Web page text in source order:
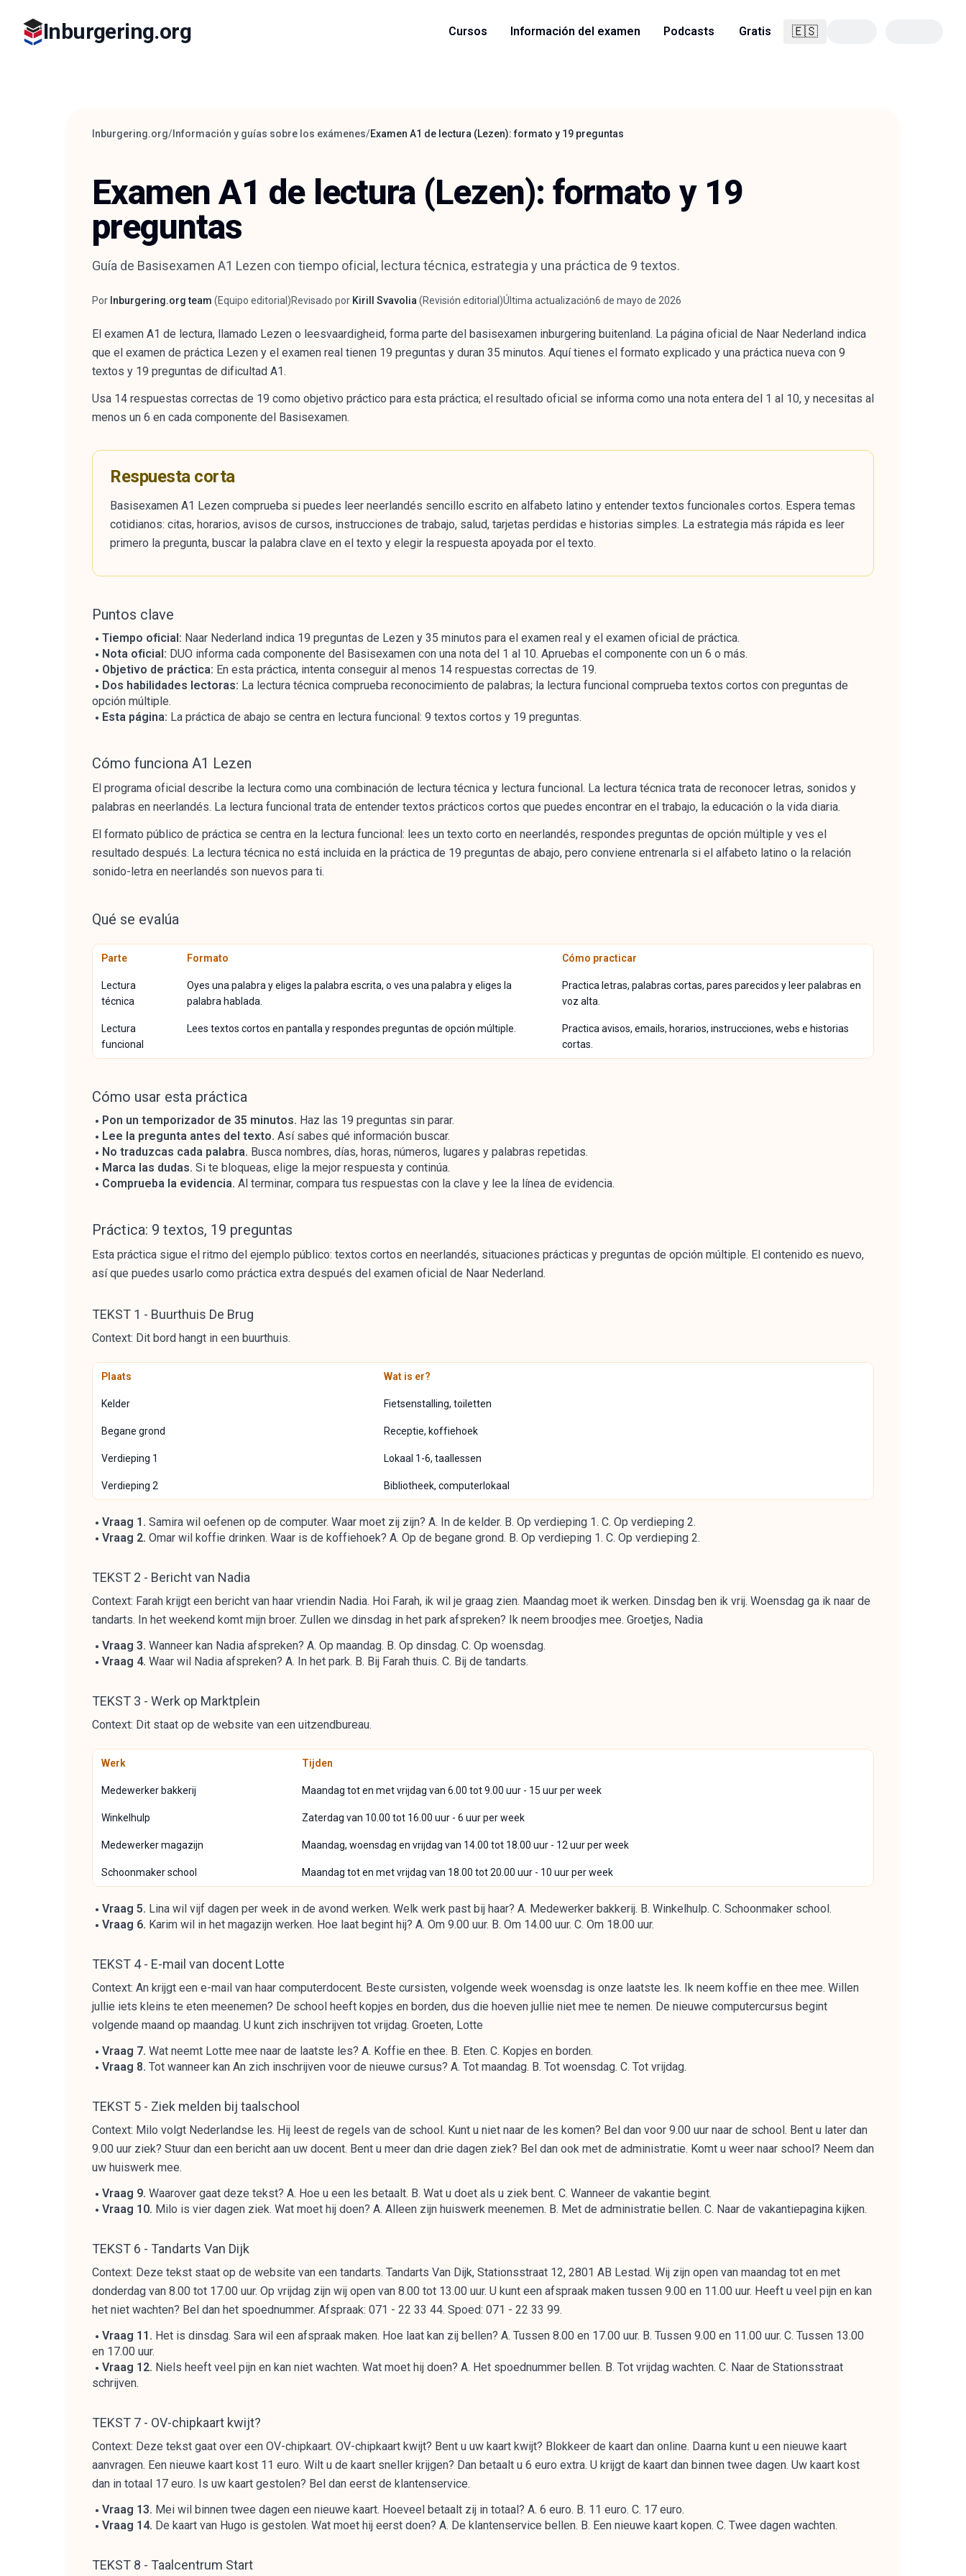
Inburgering.org Cursos Información del examen Podcasts Gratis 🇪🇸Español
Inburgering.org/ Información y guías sobre los exámenes/Examen A1 de lectura (Lezen): formato y 19 preguntas
Examen A1 de lectura (Lezen): formato y 19
preguntas
Guía de Basisexamen A1 Lezen con tiempo oficial, lectura técnica, estrategia y una práctica de 9 textos.
Autor
Por Inburgering.org team (Equipo editorial )
Revisor
Revisado por Kirill Svavolia (Revisión editorial )Última actualización6 de mayo de 2026
El examen A1 de lectura, llamado Lezen o leesvaardigheid, forma parte del basisexamen inburgering buitenland. La página oficial de Naar Nederland indica
que el examen de práctica Lezen y el examen real tienen 19 preguntas y duran 35 minutos. Aquí tienes el formato explicado y una práctica nueva con 9
textos y 19 preguntas de dificultad A1.
Usa 14 respuestas correctas de 19 como objetivo práctico para esta práctica; el resultado oficial se informa como una nota entera del 1 al 10, y necesitas al
menos un 6 en cada componente del Basisexamen.
Respuesta corta
Basisexamen A1 Lezen comprueba si puedes leer neerlandés sencillo escrito en alfabeto latino y entender textos funcionales cortos. Espera temas
cotidianos: citas, horarios, avisos de cursos, instrucciones de trabajo, salud, tarjetas perdidas e historias simples. La estrategia más rápida es leer
primero la pregunta, buscar la palabra clave en el texto y elegir la respuesta apoyada por el texto.
Puntos clave
Tiempo oficial: Naar Nederland indica 19 preguntas de Lezen y 35 minutos para el examen real y el examen oficial de práctica.
Nota oficial: DUO informa cada componente del Basisexamen con una nota del 1 al 10. Apruebas el componente con un 6 o más.
Objetivo de práctica: En esta práctica, intenta conseguir al menos 14 respuestas correctas de 19.
Dos habilidades lectoras: La lectura técnica comprueba reconocimiento de palabras; la lectura funcional comprueba textos cortos con preguntas de
opción múltiple.
Esta página: La práctica de abajo se centra en lectura funcional: 9 textos cortos y 19 preguntas.
Cómo funciona A1 Lezen
El programa oficial describe la lectura como una combinación de lectura técnica y lectura funcional. La lectura técnica trata de reconocer letras, sonidos y
palabras en neerlandés. La lectura funcional trata de entender textos prácticos cortos que puedes encontrar en el trabajo, la educación o la vida diaria.
El formato público de práctica se centra en la lectura funcional: lees un texto corto en neerlandés, respondes preguntas de opción múltiple y ves el
resultado después. La lectura técnica no está incluida en la práctica de 19 preguntas de abajo, pero conviene entrenarla si el alfabeto latino o la relación
sonido-letra en neerlandés son nuevos para ti.
Qué se evalúa
Parte Formato Cómo practicar
Lectura
técnica
Oyes una palabra y eliges la palabra escrita, o ves una palabra y eliges la
palabra hablada.
Practica letras, palabras cortas, pares parecidos y leer palabras en
voz alta.
Lectura
funcional
Lees textos cortos en pantalla y respondes preguntas de opción múltiple.
Practica avisos, emails, horarios, instrucciones, webs e historias
cortas.
Cómo usar esta práctica
Pon un temporizador de 35 minutos. Haz las 19 preguntas sin parar.
Lee la pregunta antes del texto. Así sabes qué información buscar.
No traduzcas cada palabra. Busca nombres, días, horas, números, lugares y palabras repetidas.
Marca las dudas. Si te bloqueas, elige la mejor respuesta y continúa.
Comprueba la evidencia. Al terminar, compara tus respuestas con la clave y lee la línea de evidencia.
Práctica: 9 textos, 19 preguntas
Esta práctica sigue el ritmo del ejemplo público: textos cortos en neerlandés, situaciones prácticas y preguntas de opción múltiple. El contenido es nuevo,
así que puedes usarlo como práctica extra después del examen oficial de Naar Nederland.
TEKST 1 - Buurthuis De Brug
Context: Dit bord hangt in een buurthuis.
Plaats Wat is er?
Kelder Fietsenstalling, toiletten
Begane grond Receptie, koffiehoek
Verdieping 1 Lokaal 1-6, taallessen
Verdieping 2 Bibliotheek, computerlokaal
Vraag 1. Samira wil oefenen op de computer. Waar moet zij zijn? A. In de kelder. B. Op verdieping 1. C. Op verdieping 2.
Vraag 2. Omar wil koffie drinken. Waar is de koffiehoek? A. Op de begane grond. B. Op verdieping 1. C. Op verdieping 2.
TEKST 2 - Bericht van Nadia
Context: Farah krijgt een bericht van haar vriendin Nadia. Hoi Farah, ik wil je graag zien. Maandag moet ik werken. Dinsdag ben ik vrij. Woensdag ga ik naar de
tandarts. In het weekend komt mijn broer. Zullen we dinsdag in het park afspreken? Ik neem broodjes mee. Groetjes, Nadia
Vraag 3. Wanneer kan Nadia afspreken? A. Op maandag. B. Op dinsdag. C. Op woensdag.
Vraag 4. Waar wil Nadia afspreken? A. In het park. B. Bij Farah thuis. C. Bij de tandarts.
TEKST 3 - Werk op Marktplein
Context: Dit staat op de website van een uitzendbureau.
Werk Tijden
Medewerker bakkerij Maandag tot en met vrijdag van 6.00 tot 9.00 uur - 15 uur per week
Winkelhulp Zaterdag van 10.00 tot 16.00 uur - 6 uur per week
Medewerker magazijn Maandag, woensdag en vrijdag van 14.00 tot 18.00 uur - 12 uur per week
Schoonmaker school Maandag tot en met vrijdag van 18.00 tot 20.00 uur - 10 uur per week
Vraag 5. Lina wil vijf dagen per week in de avond werken. Welk werk past bij haar? A. Medewerker bakkerij. B. Winkelhulp. C. Schoonmaker school.
Vraag 6. Karim wil in het magazijn werken. Hoe laat begint hij? A. Om 9.00 uur. B. Om 14.00 uur. C. Om 18.00 uur.
TEKST 4 - E-mail van docent Lotte
Context: An krijgt een e-mail van haar computerdocent. Beste cursisten, volgende week woensdag is onze laatste les. Ik neem koffie en thee mee. Willen
jullie iets kleins te eten meenemen? De school heeft kopjes en borden, dus die hoeven jullie niet mee te nemen. De nieuwe computercursus begint
volgende maand op maandag. U kunt zich inschrijven tot vrijdag. Groeten, Lotte
Vraag 7. Wat neemt Lotte mee naar de laatste les? A. Koffie en thee. B. Eten. C. Kopjes en borden.
Vraag 8. Tot wanneer kan An zich inschrijven voor de nieuwe cursus? A. Tot maandag. B. Tot woensdag. C. Tot vrijdag.
TEKST 5 - Ziek melden bij taalschool
Context: Milo volgt Nederlandse les. Hij leest de regels van de school. Kunt u niet naar de les komen? Bel dan voor 9.00 uur naar de school. Bent u later dan
9.00 uur ziek? Stuur dan een bericht aan uw docent. Bent u meer dan drie dagen ziek? Bel dan ook met de administratie. Komt u weer naar school? Neem dan
uw huiswerk mee.
Vraag 9. Waarover gaat deze tekst? A. Hoe u een les betaalt. B. Wat u doet als u ziek bent. C. Wanneer de vakantie begint.
Vraag 10. Milo is vier dagen ziek. Wat moet hij doen? A. Alleen zijn huiswerk meenemen. B. Met de administratie bellen. C. Naar de vakantiepagina kijken.
TEKST 6 - Tandarts Van Dijk
Context: Deze tekst staat op de website van een tandarts. Tandarts Van Dijk, Stationsstraat 12, 2801 AB Lestad. Wij zijn open van maandag tot en met
donderdag van 8.00 tot 17.00 uur. Op vrijdag zijn wij open van 8.00 tot 13.00 uur. U kunt een afspraak maken tussen 9.00 en 11.00 uur. Heeft u veel pijn en kan
het niet wachten? Bel dan het spoednummer. Afspraak: 071 - 22 33 44. Spoed: 071 - 22 33 99.
Vraag 11. Het is dinsdag. Sara wil een afspraak maken. Hoe laat kan zij bellen? A. Tussen 8.00 en 17.00 uur. B. Tussen 9.00 en 11.00 uur. C. Tussen 13.00
en 17.00 uur.
Vraag 12. Niels heeft veel pijn en kan niet wachten. Wat moet hij doen? A. Het spoednummer bellen. B. Tot vrijdag wachten. C. Naar de Stationsstraat
schrijven.
TEKST 7 - OV-chipkaart kwijt?
Context: Deze tekst gaat over een OV-chipkaart. OV-chipkaart kwijt? Bent u uw kaart kwijt? Blokkeer de kaart dan online. Daarna kunt u een nieuwe kaart
aanvragen. Een nieuwe kaart kost 11 euro. Wilt u de kaart sneller krijgen? Dan betaalt u 6 euro extra. U krijgt de kaart dan binnen twee dagen. Uw kaart kost
dan in totaal 17 euro. Is uw kaart gestolen? Bel dan eerst de klantenservice.
Vraag 13. Mei wil binnen twee dagen een nieuwe kaart. Hoeveel betaalt zij in totaal? A. 6 euro. B. 11 euro. C. 17 euro.
Vraag 14. De kaart van Hugo is gestolen. Wat moet hij eerst doen? A. De klantenservice bellen. B. Een nieuwe kaart kopen. C. Twee dagen wachten.
TEKST 8 - Taalcentrum Start